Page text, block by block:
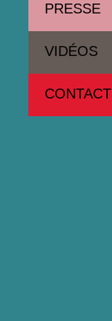
PRESSE
VIDÉOS
CONTACT